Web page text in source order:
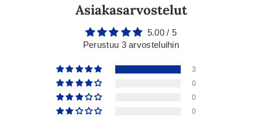
Asiakasarvostelut
5.00 / 5
Perustuu 3 arvosteluihin
3
0
0
0